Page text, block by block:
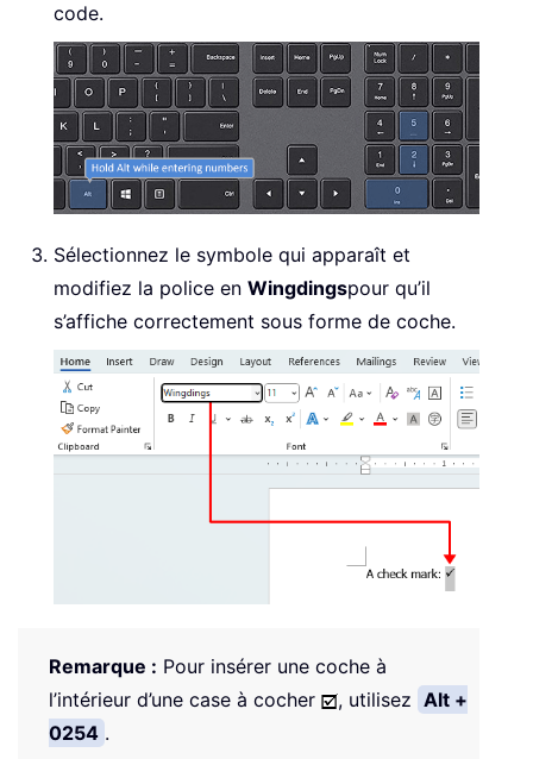
code.
Sélectionnez le symbole qui apparaît et
modifiez la police en Wingdingspour qu’il
s’affiche correctement sous forme de coche.
Remarque : Pour insérer une coche à
l’intérieur d’une case à cocher
, utilisez Alt +
0254 .